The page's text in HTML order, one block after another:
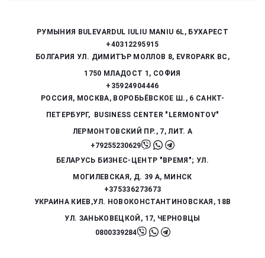
РУМЫНИЯ BULEVARDUL IULIU MANIU 6L, БУХАРЕСТ
+40312295915
БОЛГАРИЯ УЛ. ДИМИТЪР МОЛЛОВ 8, EVROPARK BC,
1750 МЛАДОСТ 1, СОФИЯ
+35924904446
РОССИЯ, МОСКВА, ВОРОБЬЁВСКОЕ Ш., 6 САНКТ-
ПЕТЕРБУРГ, BUSINESS CENTER "LERMONTOV"
ЛЕРМОНТОВСКИЙ ПР., 7, ЛИТ. А
+79255230629
БЕЛАРУСЬ БИЗНЕС-ЦЕНТР "ВРЕМЯ"; УЛ.
МОГИЛЕВСКАЯ, Д. 39 А, МИНСК
+375336273673
УКРАИНА КИЕВ,УЛ. НОВОКОНСТАНТИНОВСКАЯ, 18В
УЛ. ЗАНЬКОВЕЦКОЙ, 17, ЧЕРНОВЦЫ
0800339284